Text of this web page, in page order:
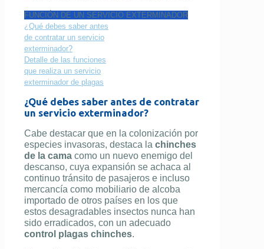
FUNCIÓN DE UN SERVICIO EXTERMINADOR
¿Qué debes saber antes
de contratar un servicio
exterminador?
Detalle de las funciones
que realiza un servicio
exterminador de plagas
¿Qué debes saber antes de contratar
un servicio exterminador?
Cabe destacar que en la colonización por
especies invasoras, destaca la chinches
de la cama como un nuevo enemigo del
descanso, cuya expansión se achaca al
continuo tránsito de pasajeros e incluso
mercancía como mobiliario de alcoba
importado de otros países en los que
estos desagradables insectos nunca han
sido erradicados, con un adecuado
control plagas chinches.